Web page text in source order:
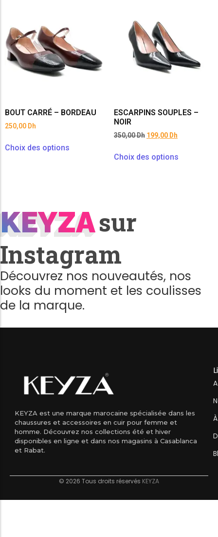
BOUT CARRÉ – BORDEAU
250,00 Dh
Choix des options
ESCARPINS SOUPLES –
NOIR
350,00Dh 199,00 Dh
Choix des options
KEYZA
KEYZAsur
Instagram
Découvrez nos nouveautés, nos
looks du moment et les coulisses
de la marque.
KEYZA est une marque marocaine spécialisée dans les
chaussures et accessoires en cuir pour femme et
homme. Découvrez nos collections été et hiver
disponibles en ligne et dans nos magasins à Casablanca
et Rabat.
© 2026 Tous droits réservés KEYZA